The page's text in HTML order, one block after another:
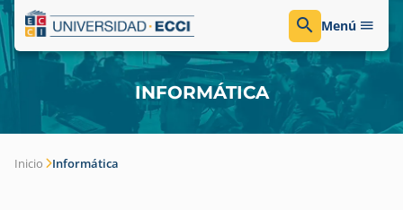
Menú
INFORMÁTICA
Inicio Informática